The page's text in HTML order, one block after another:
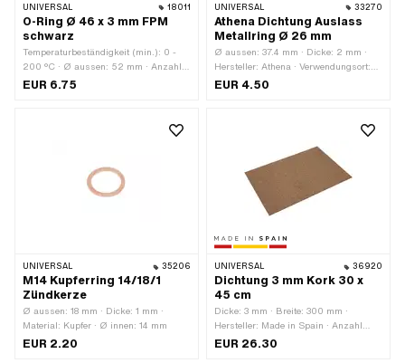
UNIVERSAL 18011
O-Ring Ø 46 x 3 mm FPM
schwarz
Temperaturbeständigkeit (min.): 0 -
200 °C · Ø aussen: 52 mm · Anzahl
Bestandteile: 1 Stk. · Material: FPM /
Farbe: schwarz · Ø innen: 46 mm ·
EUR 6.75
UNIVERSAL 33270
Athena Dichtung Auslass
Metallring Ø 26 mm
Ø aussen: 37.4 mm · Dicke: 2 mm ·
Hersteller: Athena · Verwendungsort:
Auslass · Ø innen: 26 mm ·
EUR 4.50
UNIVERSAL 35206
M14 Kupferring 14/18/1
Zündkerze
Ø aussen: 18 mm · Dicke: 1 mm ·
Material: Kupfer · Ø innen: 14 mm
EUR 2.20
UNIVERSAL 36920
Dichtung 3 mm Kork 30 x
45 cm
Dicke: 3 mm · Breite: 300 mm ·
Hersteller: Made in Spain · Anzahl
Bestandteile: 1 Stk. · Material: Kork ·
EUR 26.30